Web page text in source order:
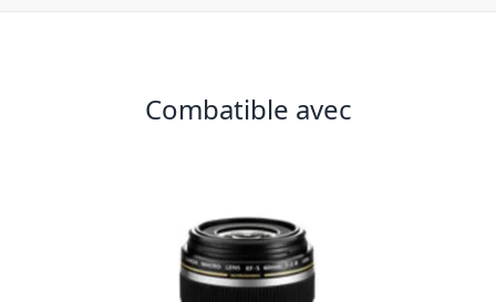
Combatible avec